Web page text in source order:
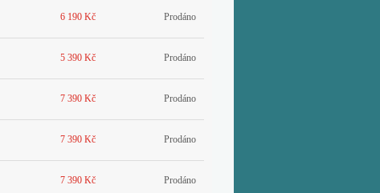
6 190 Kč Prodáno
5 390 Kč Prodáno
7 390 Kč Prodáno
7 390 Kč Prodáno
7 390 Kč Prodáno